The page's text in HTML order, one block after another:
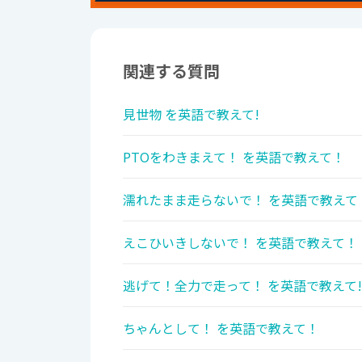
関連する質問
見世物 を英語で教えて!
PTOをわきまえて！ を英語で教えて！
濡れたまま走らないで！ を英語で教えて
えこひいきしないで！ を英語で教えて！
逃げて！全力で走って！ を英語で教えて!
ちゃんとして！ を英語で教えて！